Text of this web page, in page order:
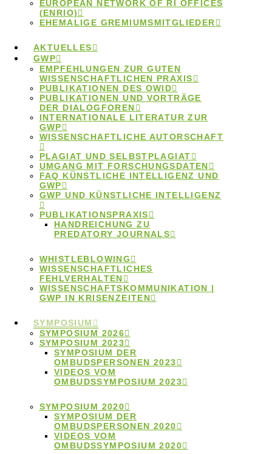
EUROPEAN NETWORK OF RI OFFICES
(ENRIO)
EHEMALIGE GREMIUMSMITGLIEDER
AKTUELLES
GWP
EMPFEHLUNGEN ZUR GUTEN
WISSENSCHAFTLICHEN PRAXIS
PUBLIKATIONEN DES OWID
PUBLIKATIONEN UND VORTRÄGE
DER DIALOGFOREN
INTERNATIONALE LITERATUR ZUR
GWP
WISSENSCHAFTLICHE AUTORSCHAFT
PLAGIAT UND SELBSTPLAGIAT
UMGANG MIT FORSCHUNGSDATEN
FAQ KÜNSTLICHE INTELLIGENZ UND
GWP
GWP UND KÜNSTLICHE INTELLIGENZ
PUBLIKATIONSPRAXIS
HANDREICHUNG ZU
PREDATORY JOURNALS
WHISTLEBLOWING
WISSENSCHAFTLICHES
FEHLVERHALTEN
WISSENSCHAFTSKOMMUNIKATION |
GWP IN KRISENZEITEN
SYMPOSIUM
SYMPOSIUM 2026
SYMPOSIUM 2023
SYMPOSIUM DER
OMBUDSPERSONEN 2023
VIDEOS VOM
OMBUDSSYMPOSIUM 2023
SYMPOSIUM 2020
SYMPOSIUM DER
OMBUDSPERSONEN 2020
VIDEOS VOM
OMBUDSSYMPOSIUM 2020
2026
Hier finden Sie Mitschnitte der Vorträge des
Ombudssymposiums 2026 zum Thema
„Ombudsarbeit im Spannungsfeld zwischen
Vertraulichkeit und Öffentlichkeit“.
3.März 2023
Symposium der
Ombudspersonen
2023
„Was dürfen und sollen Ombudspersonen? –
Rahmen und Grenzen der Ombudsarbeit“.
3.März 2023
Videos vom
Ombudssymposium
2023
Hier finden Sie Mitschnitte der Vorträge des
Ombudssymposiums 2023.